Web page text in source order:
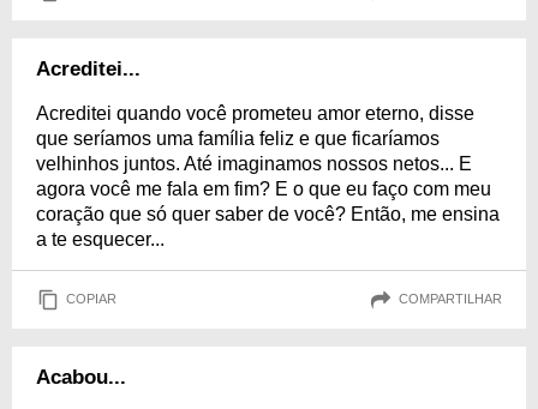
Acreditei...
Acreditei quando você prometeu amor eterno, disse
que seríamos uma família feliz e que ficaríamos
velhinhos juntos. Até imaginamos nossos netos... E
agora você me fala em fim? E o que eu faço com meu
coração que só quer saber de você? Então, me ensina
a te esquecer...
COPIAR COMPARTILHAR
Acabou...